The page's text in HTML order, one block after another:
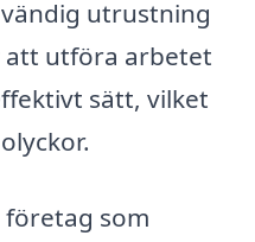
utrustning
utföra arbetet
sätt, vilket
som